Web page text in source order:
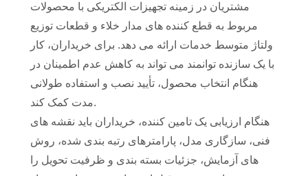
مشتریان در زمینه تجهیزات الکتریکی با محصولات
مربوط به قطع کننده های مدار خلاء و قطعات توزیع
ولتاژ متوسط ​​خدمات ارائه می دهد. برای خریداران، کار
با یک سازنده توانمند می تواند به کاهش عدم اطمینان در
هنگام انتخاب محصول، تأیید نصب و استفاده طولانی
مدت کمک کند.
هنگام ارزیابی یک تامین کننده، خریداران باید نقشه های
فنی، سازگاری مدل، پارامترهای رتبه بندی شده، روش
های آزمایش، جزئیات بسته بندی و ظرفیت تحویل را